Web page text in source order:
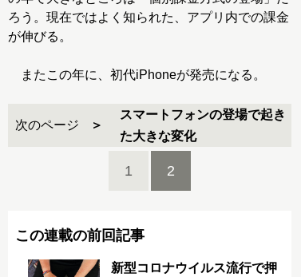
ろう。現在ではよく知られた、アプリ内での課金
が伸びる。
またこの年に、初代iPhoneが発売になる。
次のページ
スマートフォンの登場で起き
た大きな変化
1 2
この連載の前回記事
新型コロナウイルス流行で押